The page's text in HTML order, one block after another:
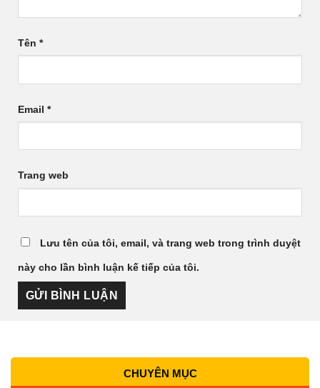
Tên *
Email *
Trang web
Lưu tên của tôi, email, và trang web trong trình duyệt
này cho lần bình luận kế tiếp của tôi.
CHUYÊN MỤC